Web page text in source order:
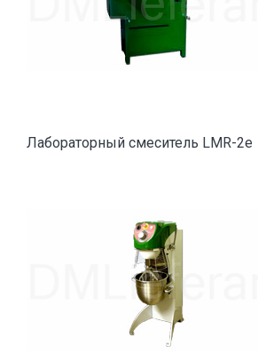
Лабораторный смеситель LMR-2e